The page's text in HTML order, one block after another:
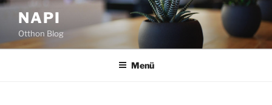
Tartalomhoz
NAPI
Otthon Blog
Menü